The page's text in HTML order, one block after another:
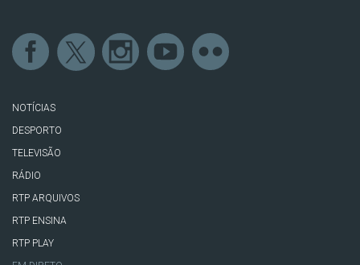
NOTÍCIAS
DESPORTO
TELEVISÃO
RÁDIO
RTP ARQUIVOS
RTP ENSINA
RTP PLAY